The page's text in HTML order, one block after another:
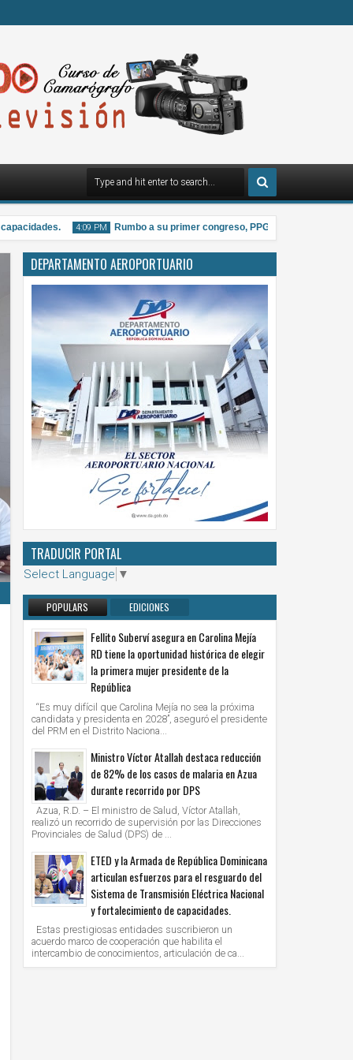
4:09 PM
2026
Rumbo a su primer congreso, PPG distribuye material
DEPARTAMENTO AEROPORTUARIO
TRADUCIR PORTAL
Select Language ▼
POPULARS
EDICIONES
ANTERIORES
Fellito Suberví asegura en Carolina Mejía
RD tiene la oportunidad histórica de elegir
la primera mujer presidente de la
República
“Es muy difícil que Carolina Mejía no sea la próxima
candidata y presidenta en 2028”, aseguró el presidente
del PRM en el Distrito Naciona...
Ministro Víctor Atallah destaca reducción
de 82% de los casos de malaria en Azua
durante recorrido por DPS
Azua, R.D. – El ministro de Salud, Víctor Atallah,
realizó un recorrido de supervisión por las Direcciones
Provinciales de Salud (DPS) de ...
ETED y la Armada de República Dominicana
articulan esfuerzos para el resguardo del
Sistema de Transmisión Eléctrica Nacional
y fortalecimiento de capacidades.
Estas prestigiosas entidades suscribieron un
acuerdo marco de cooperación que habilita el
intercambio de conocimientos, articulación de ca...